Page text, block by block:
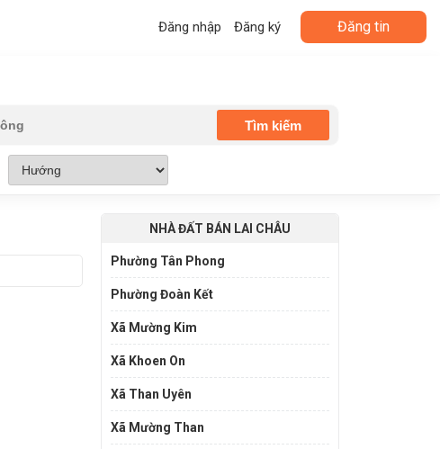
Đăng nhập Đăng ký Đăng tin
NHÀ ĐẤT BÁN LAI CHÂU
Phường Tân Phong
Phường Đoàn Kết
Xã Mường Kim
Xã Khoen On
Xã Than Uyên
Xã Mường Than